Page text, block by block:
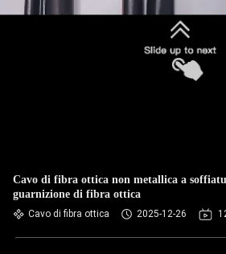
Cavo di fibra ottica non metallica a
guarnizione di fibra ottica
Cavo di fibra ottica 2025-12-26